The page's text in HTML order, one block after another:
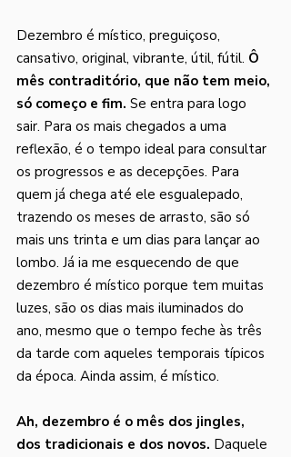
Dezembro é místico, preguiçoso,
cansativo, original, vibrante, útil, fútil. Ô
mês contraditório, que não tem meio,
só começo e fim. Se entra para logo
sair. Para os mais chegados a uma
reflexão, é o tempo ideal para consultar
os progressos e as decepções. Para
quem já chega até ele esgualepado,
trazendo os meses de arrasto, são só
mais uns trinta e um dias para lançar ao
lombo. Já ia me esquecendo de que
dezembro é místico porque tem muitas
luzes, são os dias mais iluminados do
ano, mesmo que o tempo feche às três
da tarde com aqueles temporais típicos
da época. Ainda assim, é místico.
Ah, dezembro é o mês dos jingles,
dos tradicionais e dos novos. Daquele